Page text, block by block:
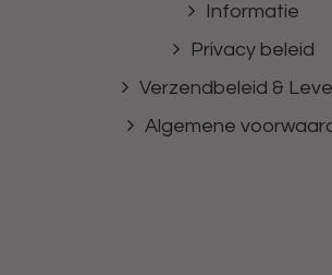
Informatie
Privacy beleid
Verzendbeleid &
Algemene